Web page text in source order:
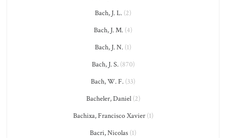
Bach, J. L. (2)
Bach, J. M. (4)
Bach, J. N. (1)
Bach, J. S.(870)
Bach, W. F. (33)
Bacheler, Daniel(2)
Bachixa, Francisco Xavier(1)
Bacri, Nicolas (1)